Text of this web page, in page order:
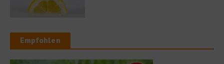
Empfohlen